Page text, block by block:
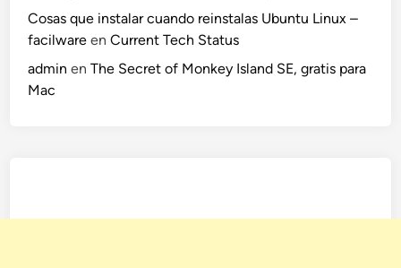
Cosas que instalar cuando reinstalas Ubuntu Linux –
facilware enCurrent Tech Status
admin enThe Secret of Monkey Island SE, gratis para
Mac